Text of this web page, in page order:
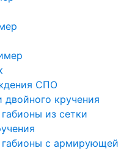
СПО
двойного кручения
из сетки
габионы с армирующей